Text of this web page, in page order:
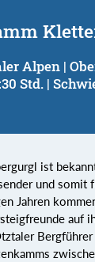
Alpen |
Std. |
ist
und somit
Jahren
auf